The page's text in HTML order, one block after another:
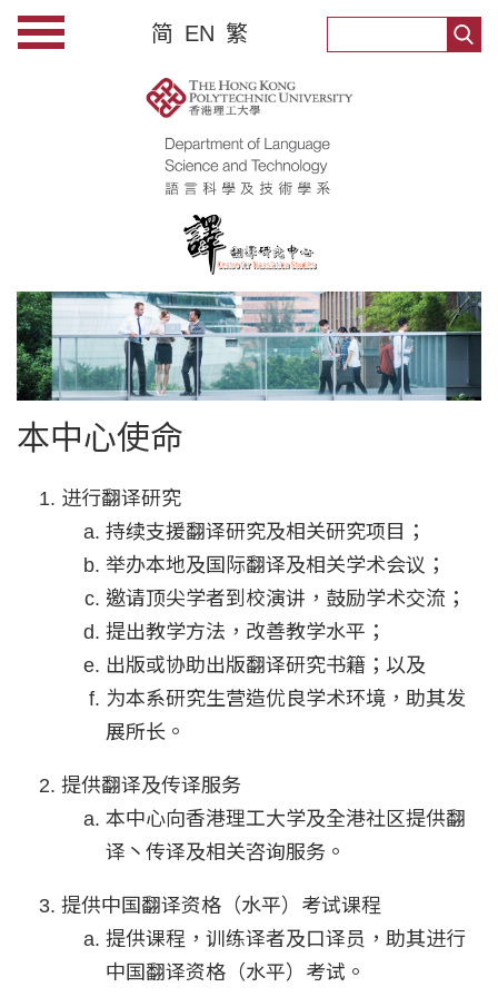
简 EN 繁
本中心使命
进行翻译研究
持续支援翻译研究及相关研究项目；
举办本地及国际翻译及相关学术会议；
邀请顶尖学者到校演讲，鼓励学术交流；
提出教学方法，改善教学水平；
出版或协助出版翻译研究书籍；以及
为本系研究生营造优良学术环境，助其发
展所长。
提供翻译及传译服务
本中心向香港理工大学及全港社区提供翻
译丶传译及相关咨询服务。
提供中国翻译资格（水平）考试课程
提供课程，训练译者及口译员，助其进行
中国翻译资格（水平）考试。